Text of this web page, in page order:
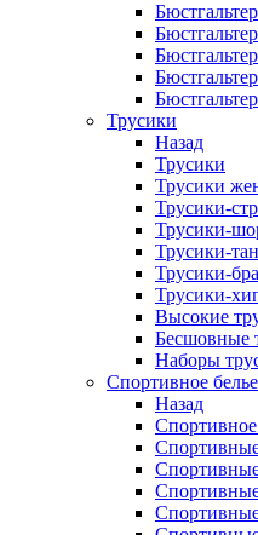
Трусики
Назад
Трусики
Трусики
Трусики-
Трусики-
Трусики-
Трусики-
Трусики-
Высокие
Бесшовные
Наборы
Спортивное белье
Назад
Спортивное